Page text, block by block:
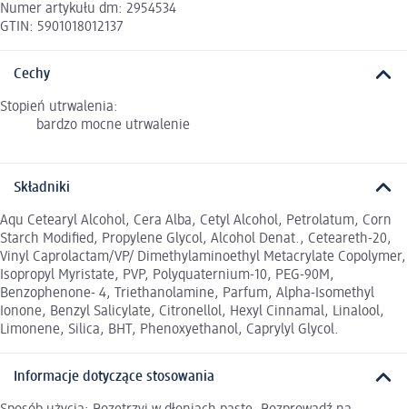
Numer artykułu dm: 2954534
GTIN: 5901018012137
Cechy
Stopień utrwalenia:
bardzo mocne utrwalenie
Składniki
Aqu Cetearyl Alcohol, Cera Alba, Cetyl Alcohol, Petrolatum, Corn
Starch Modified, Propylene Glycol, Alcohol Denat., Ceteareth-20,
Vinyl Caprolactam/VP/ Dimethylaminoethyl Metacrylate Copolymer,
Isopropyl Myristate, PVP, Polyquaternium-10, PEG-90M,
Benzophenone- 4, Triethanolamine, Parfum, Alpha-Isomethyl
Ionone, Benzyl Salicylate, Citronellol, Hexyl Cinnamal, Linalool,
Limonene, Silica, BHT, Phenoxyethanol, Caprylyl Glycol.
Informacje dotyczące stosowania